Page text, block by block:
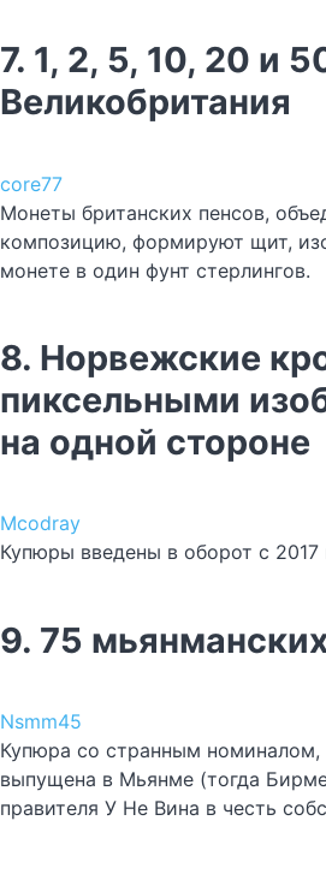
7. 1, 2, 5, 10, 20 и
Великобритания
core77
Монеты британских пенсов,
композицию, формируют щит,
монете в один фунт стерлингов.
8. Норвежские
пиксельными
на одной стороне
Mcodray
Купюры введены в оборот с 2017
9. 75
Nsmm45
Купюра со странным номиналом,
выпущена в Мьянме (тогда
правителя У Не Вина в честь